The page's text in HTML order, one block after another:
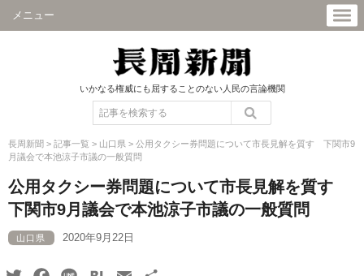
メニュー
いかなる権威にも屈することのない人民の言論機関
長周新聞 > 記事一覧 > 山口県 > 公用タクシー券問題について市長見解を質す 下関市9
月議会で本池涼子市議の一般質問
公用タクシー券問題について市長見解を質す
下関市9月議会で本池涼子市議の一般質問
山口県 2020年9月22日